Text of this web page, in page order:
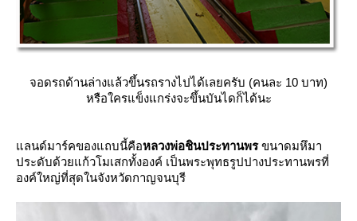
จอดรถด้านล่างแล้วขึ้นรถรางไปได้เลยครับ (คนละ 10 บาท)
หรือใครแข็งแกร่งจะขึ้นบันไดก็ได้นะ
ลนด์มาร์คของแถบนี้คือหลวงพ่อชินประทานพรขนาดมหึมา
ประดับด้วยแก้วโมเสกทั้งองค์ เป็นพระพุทธรูปปางประทานพรที่
องค์ใหญ่ที่สุดในจังหวัดกาญจนบุรี